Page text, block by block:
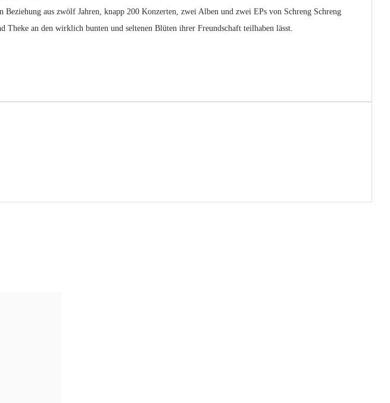
aus zwölf Jahren, knapp 200 Konzerten, zwei Alben und zwei EPs von Schreng Schreng
Theke an den wirklich bunten und seltenen Blüten ihrer Freundschaft teilhaben lässt.